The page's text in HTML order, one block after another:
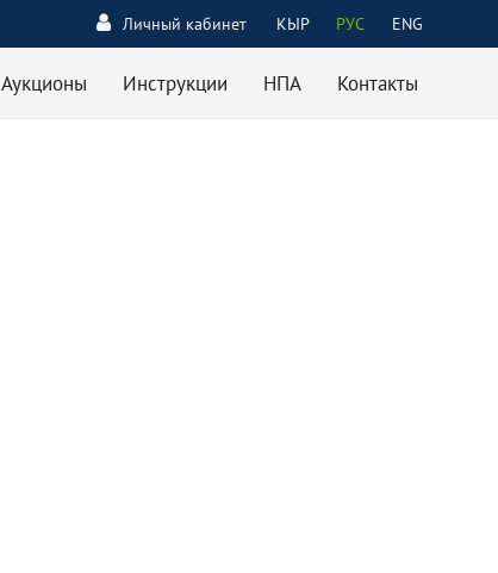
КЫР РУС ENG
Личный кабинет
Аукционы Инструкции НПА Контакты